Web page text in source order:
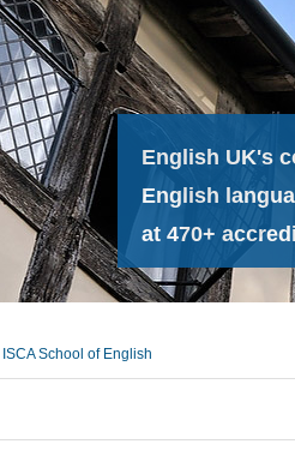
English UK's
English
at 470+
ISCA School of English